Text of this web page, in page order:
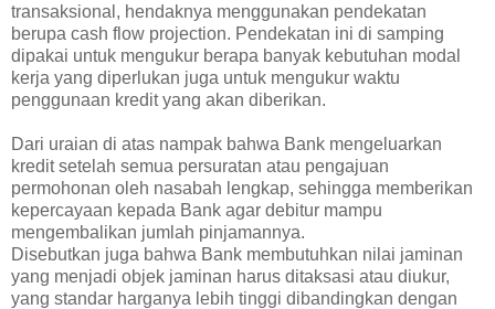
transaksional, hendaknya menggunakan pendekatan
berupa cash flow projection. Pendekatan ini di samping
dipakai untuk mengukur berapa banyak kebutuhan modal
kerja yang diperlukan juga untuk mengukur waktu
penggunaan kredit yang akan diberikan.
Dari uraian di atas nampak bahwa Bank mengeluarkan
kredit setelah semua persuratan atau pengajuan
permohonan oleh nasabah lengkap, sehingga memberikan
kepercayaan kepada Bank agar debitur mampu
mengembalikan jumlah pinjamannya.
Disebutkan juga bahwa Bank membutuhkan nilai jaminan
yang menjadi objek jaminan harus ditaksasi atau diukur,
yang standar harganya lebih tinggi dibandingkan dengan